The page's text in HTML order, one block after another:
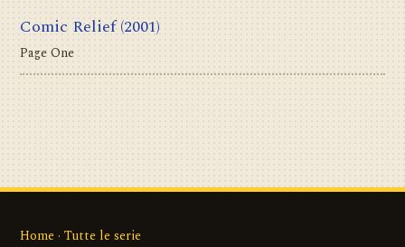
Comic Relief (2001)
Page One
Home · Tutte le serie